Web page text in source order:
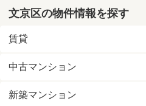
文京区の物件情報を探す
賃貸
中古マンション
新築マンション